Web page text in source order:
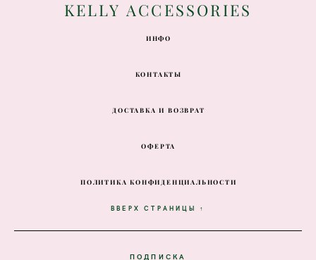
KELLY ACCESSORIES
ИНФО
КОНТАКТЫ
ДОСТАВКА И ВОЗВРАТ
ОФЕРТА
ПОЛИТИКА КОНФИДЕНЦИАЛЬНОСТИ
ВВЕРХ СТРАНИЦЫ ↑
ПОДПИСКА